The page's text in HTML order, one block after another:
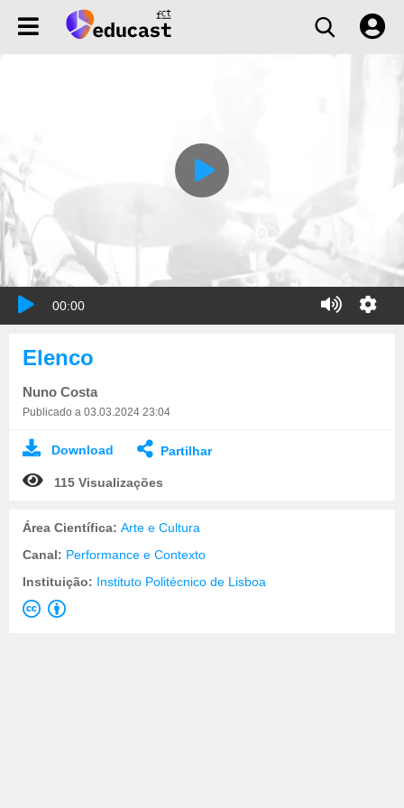
00:00
Elenco
Nuno Costa
Publicado a 03.03.2024 23:04
Download Partilhar
115 Visualizações
Área Científica: Arte e Cultura
Canal: Performance e Contexto
Instituição: Instituto Politécnico de Lisboa